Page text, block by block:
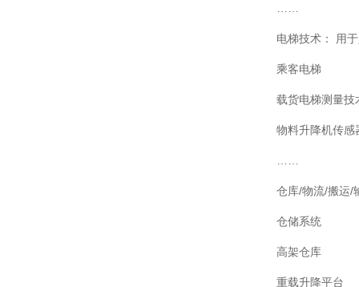
电梯技术： 用
乘客电梯
载货电梯测量技
物料升降机传感
仓库/物流/搬运/
仓储系统
高架仓库
重载升降平台